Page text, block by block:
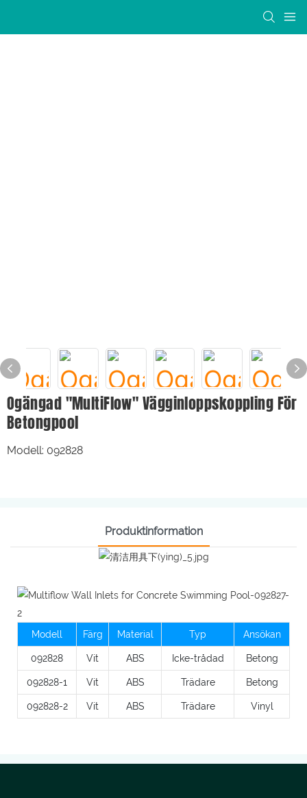
Ogängad "MultiFlow" Vägginloppskoppling För
Betongpool
Modell: 092828
Produktinformation
Modell Färg Material Typ Ansökan
092828 Vit ABS Icke-trådad Betong
092828-1 Vit ABS Trädare Betong
092828-2 Vit ABS Trädare Vinyl